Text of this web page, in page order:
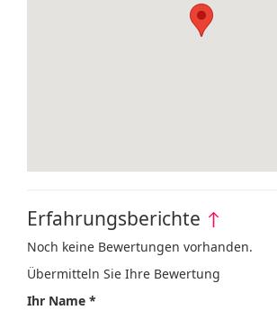
Erfahrungsberichte ↑
Noch keine Bewertungen vorhanden.
Übermitteln Sie Ihre Bewertung
Ihr Name *